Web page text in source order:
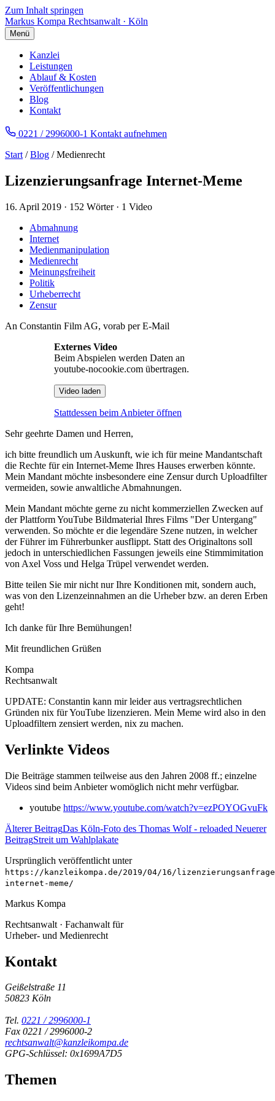
Zum Inhalt springen
Markus Kompa Rechtsanwalt · Köln
Menü
Kanzlei
Leistungen
Ablauf & Kosten
Veröffentlichungen
Blog
Kontakt
0221 / 2996000-1 Kontakt aufnehmen
Start /Blog / Medienrecht
Lizenzierungsanfrage Internet-Meme
16. April 2019 · 152 Wörter · 1 Video
Abmahnung
Internet
Medienmanipulation
Medienrecht
Meinungsfreiheit
Politik
Urheberrecht
Zensur
An Constantin Film AG, vorab per E-Mail
Externes Video
Beim Abspielen werden Daten an
youtube-nocookie.com übertragen.
Video laden
Stattdessen beim Anbieter öffnen
Sehr geehrte Damen und Herren,
ich bitte freundlich um Auskunft, wie ich für meine Mandantschaft
die Rechte für ein Internet-Meme Ihres Hauses erwerben könnte.
Mein Mandant möchte insbesondere eine Zensur durch Uploadfilter
vermeiden, sowie anwaltliche Abmahnungen.
Mein Mandant möchte gerne zu nicht kommerziellen Zwecken auf
der Plattform YouTube Bildmaterial Ihres Films "Der Untergang"
verwenden. So möchte er die legendäre Szene nutzen, in welcher
der Führer im Führerbunker ausflippt. Statt des Originaltons soll
jedoch in unterschiedlichen Fassungen jeweils eine Stimmimitation
von Axel Voss und Helga Trüpel verwendet werden.
Bitte teilen Sie mir nicht nur Ihre Konditionen mit, sondern auch,
was von den Lizenzeinnahmen an die Urheber bzw. an deren Erben
geht!
Ich danke für Ihre Bemühungen!
Mit freundlichen Grüßen
Kompa
Rechtsanwalt
UPDATE: Constantin kann mir leider aus vertragsrechtlichen
Gründen nix für YouTube lizenzieren. Mein Meme wird also in den
Uploadfiltern zensiert werden, nix zu machen.
Verlinkte Videos
Die Beiträge stammen teilweise aus den Jahren 2008 ff.; einzelne
Videos sind beim Anbieter womöglich nicht mehr verfügbar.
youtube https://www.youtube.com/watch?v=ezPOYOGvuFk
Älterer BeitragDas Köln-Foto des Thomas Wolf - reloaded Neuerer
BeitragStreit um Wahlplakate
Ursprünglich veröffentlicht unter
https://kanzleikompa.de/2019/04/16/
internet-meme/
Markus Kompa
Rechtsanwalt · Fachanwalt für
Urheber- und Medienrecht
Kontakt
Geißelstraße 11
50823 Köln
Tel. 0221 / 2996000-1
Fax 0221 / 2996000-2
rechtsanwalt@kanzleikompa.de
GPG-Schlüssel: 0x1699A7D5
Themen